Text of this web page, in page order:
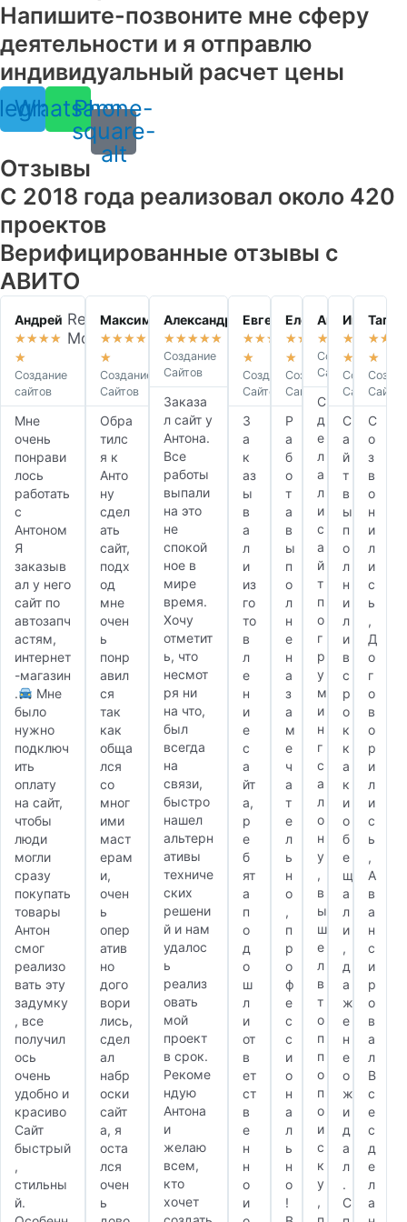
Напишите-позвоните мне сферу
деятельности и я отправлю
индивидуальный расчет цены
Whatsapp
Phone-
square-
alt
Отзывы
С 2018 года реализовал около 420
проектов
Верифицированные отзывы с
АВИТО
Андрей
★★★★
★
Создание
сайтов
Read
More
Мне
очень
понрави
лось
работать
с
Антоном
Я
заказыв
ал у него
сайт по
автозапч
астям,
интернет
-магазин
.
Мне
было
нужно
подключ
ить
оплату
на сайт,
чтобы
люди
могли
сразу
покупать
товары
Антон
смог
реализо
вать эту
задумку
, все
получил
ось
очень
удобно и
красиво
Сайт
быстрый
,
стильны
й.
Максим
★★★★
★
Создание
Сайтов
Read
More
Обра
тилс
я к
Анто
ну
сдел
ать
сайт,
подх
од
мне
очен
ь
понр
авил
ся
так
как
обща
лся
со
мног
ими
маст
ерам
и,
очен
ь
опер
атив
но
дого
вори
лись,
сдел
ал
набр
оски
сайт
а, я
оста
лся
очен
ь
Александр
★★★★★
Создание
Сайтов
Read
More
Заказа
л сайт у
Антона.
Все
работы
выпали
на это
не
спокой
ное в
мире
время.
Хочу
отметит
ь, что
несмот
ря ни
на что,
был
всегда
на
связи,
быстро
нашел
альтерн
ативы
техниче
ских
решени
й и нам
удалос
ь
реализ
овать
мой
проект
в срок.
Рекоме
ндую
Антона
и
желаю
всем,
кто
хочет
Евгений
★★★
★
★
Создание
Сайтов
Read
More
З
а
к
аз
ы
в
а
л
и
из
го
то
в
л
е
н
и
е
с
а
йт
а,
р
е
б
ят
а
п
о
д
о
ш
л
и
от
в
ет
ст
в
е
н
н
о
и
Елена
★★ ★★
★
Создание
Сайтов
Read
More
Р
а
б
о
т
а
в
ы
п
о
л
н
е
н
а
з
а
м
е
ч
а
т
е
л
ь
н
о
,
п
р
о
ф
е
с
с
и
о
н
а
л
ь
н
о
!
Ангелина
★ ★ ★
Создание
Сайтов
С
д
е
л
а
л
и
с
а
й
т
п
о
г
р
у
м
и
н
г
с
а
л
о
н
у
,
в
ы
ш
е
л
в
т
о
п
п
о
п
о
и
с
к
у
,
Иван
★ ★★
★
Создание
Сайтов
С
а
й
т
в
ы
п
о
л
н
и
л
и
в
с
р
о
к
к
а
к
и
о
б
е
щ
а
л
и
,
д
а
ж
е
н
е
о
ж
и
д
а
л
.
С
Тагир
★★
★
Сайтов
С
о
з
в
о
н
и
л
и
с
ь
,
Д
о
г
о
в
о
р
и
л
и
с
ь
,
А
в
а
н
с
и
р
о
в
а
л
В
с
е
с
д
е
л
а